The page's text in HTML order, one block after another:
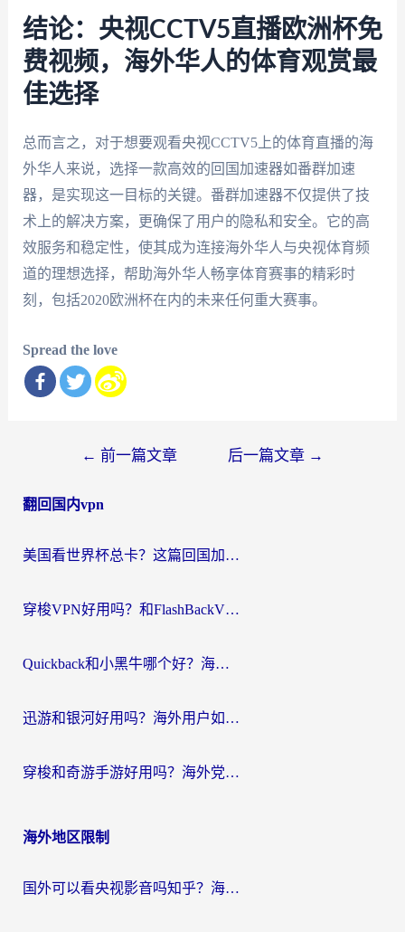
结论：央视CCTV5直播欧洲杯免
费视频，海外华人的体育观赏最
佳选择
总而言之，对于想要观看央视CCTV5上的体育直播的海
外华人来说，选择一款高效的回国加速器如番群加速
器，是实现这一目标的关键。番群加速器不仅提供了技
术上的解决方案，更确保了用户的隐私和安全。它的高
效服务和稳定性，使其成为连接海外华人与央视体育频
道的理想选择，帮助海外华人畅享体育赛事的精彩时
刻，包括2020欧洲杯在内的未来任何重大赛事。
Spread the love
导
← 前一篇文章 后一篇文章 →
翻回国内vpn
美国看世界杯总卡？这篇回国加速器指南帮你无缝刷国内资源（附苹果手机VPN设置步骤）
穿梭VPN好用吗？和FlashBackVPN对比哪个回国效果更好？
Quickback和小黑牛哪个好？海外党亲测指南，选对回国加速器秒回国内
迅游和银河好用吗？海外用户如何选择回国加速器实现无缝访问国内资源
穿梭和奇游手游好用吗？海外党亲测3款回国加速器，附蜜蜂加速器七天试用攻略
海外地区限制
国外可以看央视影音吗知乎？海外党亲测有效的回国加速方案